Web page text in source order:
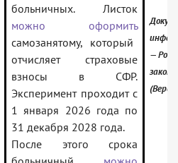
больничных. Листок
можно оформить
самозанятому, который
отчисляет страховые
взносы в СФР.
Эксперимент проходит с
1 января 2026 года по
31 декабря 2028 года.
После этого срока
—